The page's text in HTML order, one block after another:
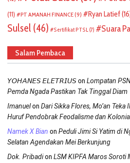
(11)
PT AMANAH FINANCE(9) Ryan Latief
Sulsel (46) Sertifikat PTSL (7) Suara
Salam Pembaca
𝘠𝘖𝘏𝘈𝘕𝘌𝘚 𝘌𝘓𝘌𝘛𝘙𝘐𝘜𝘚on Lompatan
Pemda Ngada Pastikan Tak Tinggal Diam
Imanuelon Dari Sikka Flores, Mo’an Teka
Huruf Pendobrak Feodalisme dan
Namek X Bian on Peduli Jimi Si Yatim di
Selatan Agendakan Mei Berkunjung
Dok. Pribadion LSM KIPFA Maros Soroti